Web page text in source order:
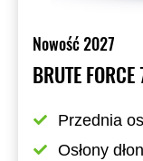
Nowość 2027
BRUTE
Przednia
Osłony